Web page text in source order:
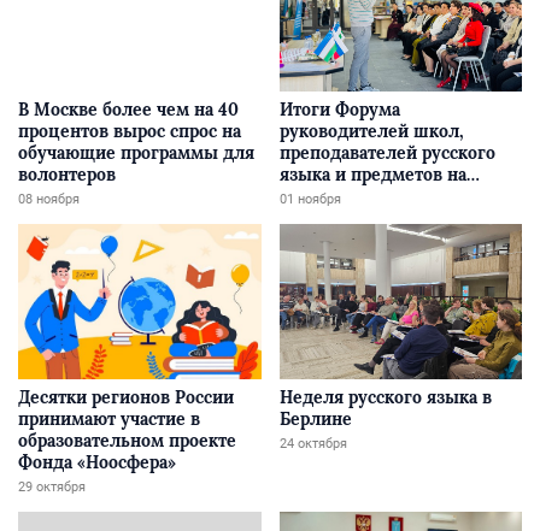
В Москве более чем на 40
процентов вырос спрос на
обучающие программы для
волонтеров
08 ноября
Итоги Форума
руководителей школ,
преподавателей русского
языка и предметов на
русском языке в г. Бухаре
01 ноября
Десятки регионов России
принимают участие в
образовательном проекте
Фонда «Ноосфера»
29 октября
Неделя русского языка в
Берлине
24 октября